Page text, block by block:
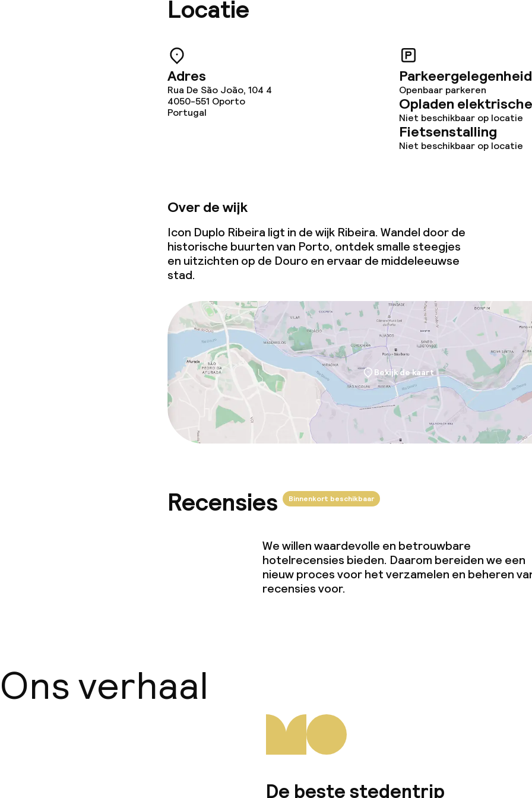
Locatie
Adres
Rua De São João, 104 4
4050-551 Oporto
Portugal
Parkeergelegenheid
Openbaar parkeren
Opladen
Niet beschikbaar op locatie
Fietsenstalling
Niet beschikbaar op locatie
Over de wijk
Icon Duplo Ribeira ligt in de wijk Ribeira. Wandel door de
historische buurten van Porto, ontdek smalle steegjes
en uitzichten op de Douro en ervaar de middeleeuwse
stad.
Bekijk de kaart
Recensies Binnenkort beschikbaar
We willen waardevolle en betrouwbare
hotelrecensies bieden. Daarom bereiden we een
nieuw proces voor het verzamelen en beheren
recensies voor.
Ons verhaal
De beste stedentrip